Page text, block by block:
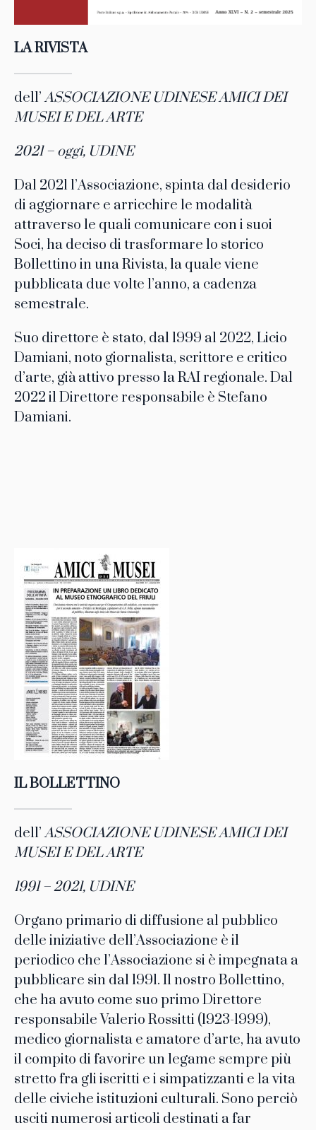
LA RIVISTA
dell’ASSOCIAZIONE UDINESE AMICI DEI
MUSEI E DEL ARTE
2021 – oggi, UDINE
Dal 2021 l’Associazione, spinta dal desiderio
di aggiornare e arricchire le modalità
attraverso le quali comunicare con i suoi
Soci, ha deciso di trasformare lo storico
Bollettino in una Rivista, la quale viene
pubblicata due volte l’anno, a cadenza
semestrale.
Suo direttore è stato, dal 1999 al 2022, Licio
Damiani, noto giornalista, scrittore e critico
d’arte, già attivo presso la RAI regionale. Dal
2022 il Direttore responsabile è Stefano
Damiani.
IL BOLLETTINO
dell’ASSOCIAZIONE UDINESE AMICI DEI
MUSEI E DEL ARTE
1991 – 2021, UDINE
Organo primario di diffusione al pubblico
delle iniziative dell’Associazione è il
periodico che l’Associazione si è impegnata a
pubblicare sin dal 1991. Il nostro Bollettino,
che ha avuto come suo primo Direttore
responsabile Valerio Rossitti (1923-1999),
medico giornalista e amatore d’arte, ha avuto
il compito di favorire un legame sempre più
stretto fra gli iscritti e i simpatizzanti e la vita
delle civiche istituzioni culturali. Sono perciò
usciti numerosi articoli destinati a far